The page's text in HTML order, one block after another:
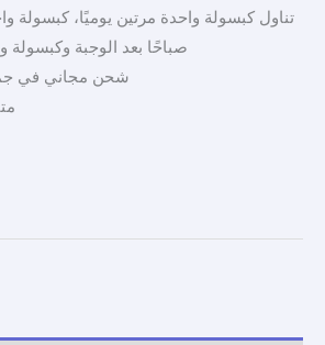
$25.00.
تناول كبسولة واحدة مرتين يوميًا، كبسولة
صباحًا بعد الوجبة وكبسولة
شحن مجاني في